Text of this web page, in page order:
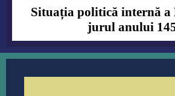
Situația politică internă
jurul anului